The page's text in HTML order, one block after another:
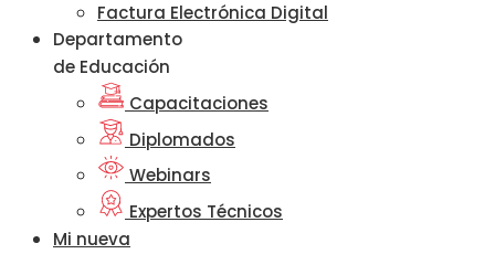
Factura Electrónica Digital
Departamento
de Educación
Capacitaciones
Diplomados
Webinars
Expertos Técnicos
Mi nueva